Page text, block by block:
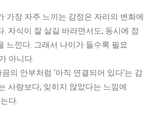
가장 자주 느끼는 감정은 자리의 변화에
. 자식이 잘 살길 바라면서도, 동시에 점
느낀다. 그래서 나이가 들수록 필요
아니다.
의 안부처럼 ‘아직 연결되어 있다’는 감
사랑보다, 잊히지 않았다는 느낌에
다.